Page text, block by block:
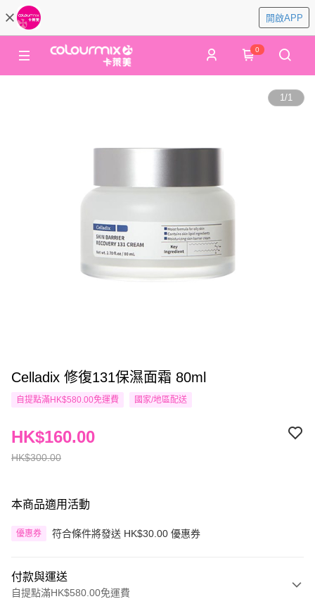
開啟APP
0
1/1
Celladix 修復131保濕面霜 80ml
自提點滿HK$580.00免運費 國家/地區配送
HK$300.00
HK$160.00
本商品適用活動
優惠券 符合條件將發送 HK$30.00 優惠券
付款與運送
自提點滿HK$580.00免運費